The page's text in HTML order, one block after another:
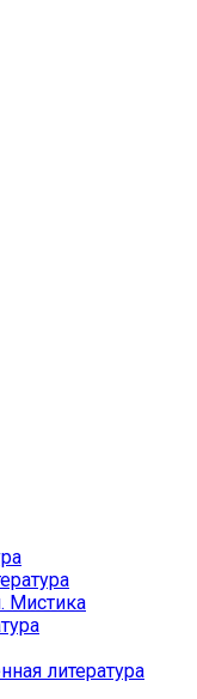
Мистика
литература